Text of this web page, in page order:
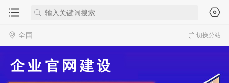
切换分站
全国